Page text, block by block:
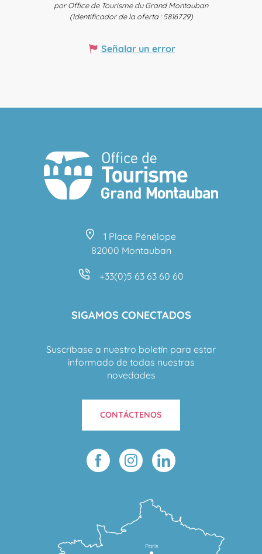
por Office de Tourisme du Grand Montauban
(Identificador de la oferta :5816729)
Señalar un error
1 Place Pénélope
82000 Montauban
+33(0)5 63 63 60 60
SIGAMOS CONECTADOS
Suscríbase a nuestro boletín para estar
informado de todas nuestras
novedades
CONTÁCTENOS
Paris